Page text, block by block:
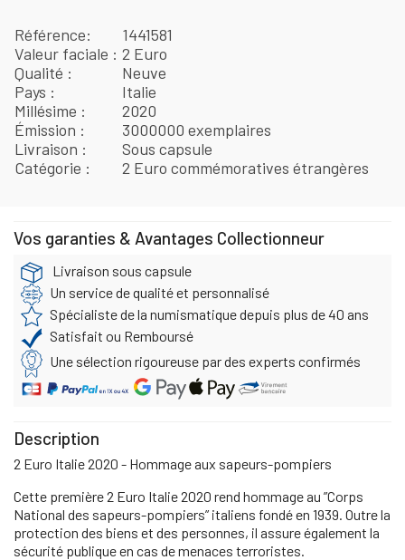
Référence
1441581
Valeur faciale
2 Euro
Qualité
Neuve
Pays
Italie
Millésime
2020
Émission
3000000 exemplaires
Livraison
Sous capsule
Catégorie
2 Euro commémoratives étrangères
Vos garanties & Avantages Collectionneur
Livraison sous capsule
Un service de qualité et personnalisé
Spécialiste de la numismatique depuis plus de 40 ans
Satisfait ou Remboursé
Une sélection rigoureuse par des experts confirmés
Description
2 Euro Italie 2020 - Hommage aux sapeurs-pompiers
Cette première 2 Euro Italie 2020 rend hommage au ”Corps
National des sapeurs-pompiers” italiens fondé en 1939. Outre la
protection des biens et des personnes, il assure également la
sécurité publique en cas de menaces terroristes.